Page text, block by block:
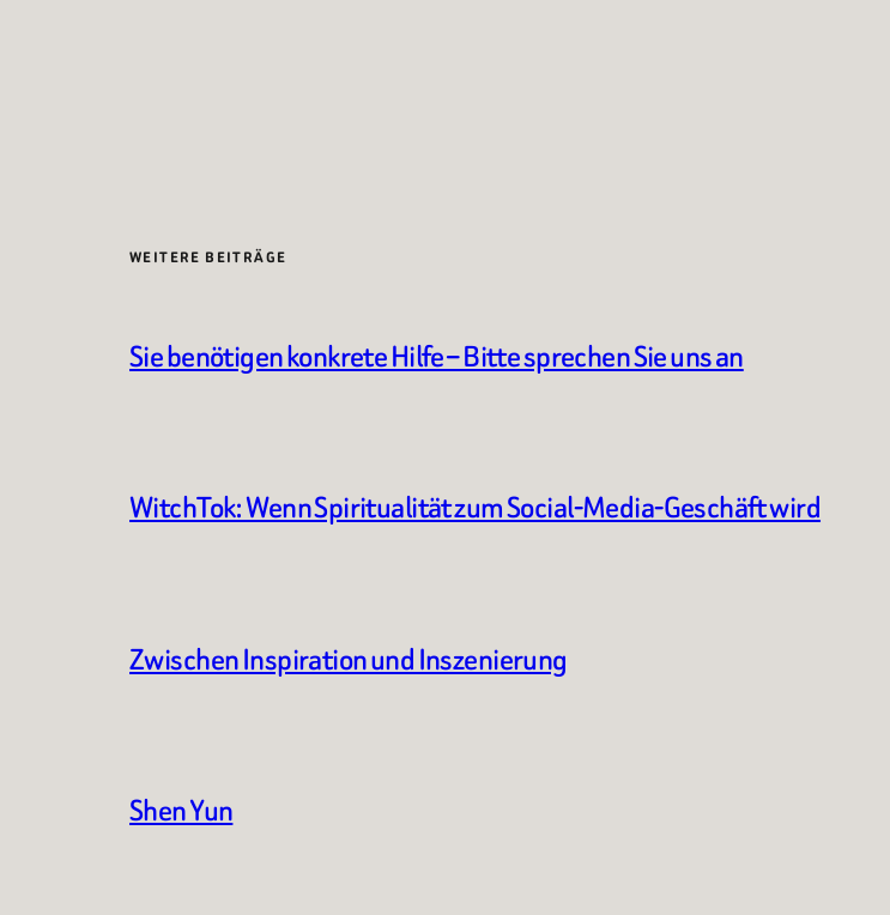
WEITERE BEITRÄGE
Sie benötigen konkrete Hilfe – Bitte sprechen Sie uns an
WitchTok: Wenn Spiritualität zum Social-Media-Geschäft wird
Zwischen Inspiration und Inszenierung
Shen Yun